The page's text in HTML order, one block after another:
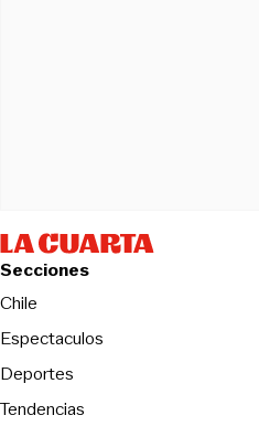
Secciones
Chile
Espectaculos
Deportes
Tendencias